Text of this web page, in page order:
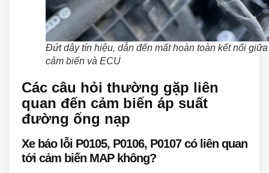
Đứt dây tín hiệu, dẫn đến mất hoàn toàn kết nối giữa
cảm biến và ECU
Các câu hỏi thường gặp liên
quan đến cảm biến áp suất
đường ống nạp
Xe báo lỗi P0105, P0106, P0107 có liên quan
tới cảm biến MAP không?